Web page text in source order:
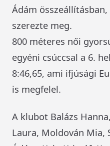
Ádám
szerezte meg.
800 méteres női
egyéni csúccsal a 6.
8:46,65, ami ifjúsági
is megfelel.
A klubot Balázs
Laura, Moldován Mia,